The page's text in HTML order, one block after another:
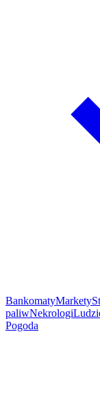
BankomatyMarkety
paliwNekrologi
Pogoda